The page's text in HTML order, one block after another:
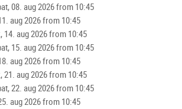
Fedezze fel Salzburgot egészen újra,
és vízióival.
belső tárlatvezetés a dóm belsejében és
a salzburgi dóm számára délben, a
követően, (Zene délben) kis felár ellenében
vezetést az egyedülálló salzburgi koncepcióhoz.
lent:
08. aug 2026 from 10:45
aug 2026 from 10:45
14. aug 2026 from 10:45
15. aug 2026 from 10:45
aug 2026 from 10:45
21. aug 2026 from 10:45
22. aug 2026 from 10:45
aug 2026 from 10:45